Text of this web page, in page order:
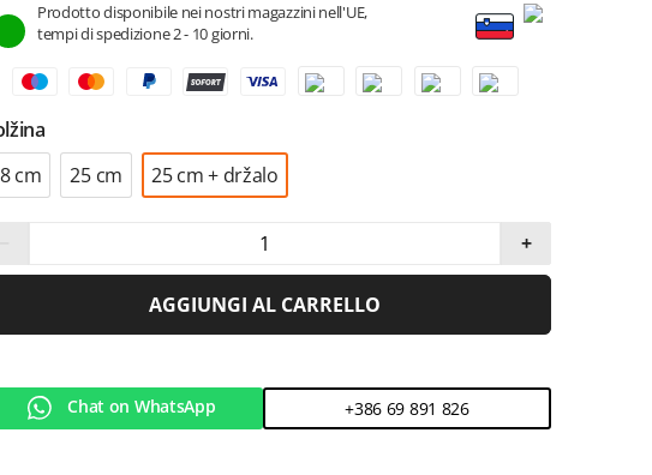
Prodotto disponibile nei nostri magazzini nell'UE,
tempi di spedizione 2 - 10 giorni.
cm
25 cm 25 cm + držalo
+
AGGIUNGI AL CARRELLO
Chat on WhatsApp +386 69 891 826